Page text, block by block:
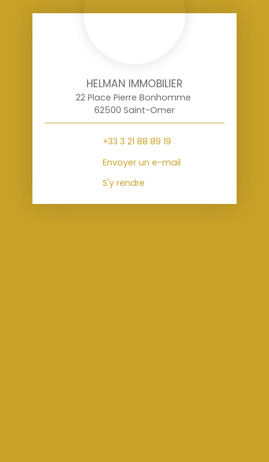
HELMAN IMMOBILIER
22 Place Pierre Bonhomme
62500 Saint-Omer
+33 3 21 88 89 19
Envoyer un e-mail
S'y rendre